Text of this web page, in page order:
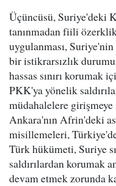
Üçüncüsü, Suriye'deki
tanınmadan fiili özerklik
uygulanması,
bir istikrarsızlık
hassas sınırı korumak
PKK'ya yönelik
müdahalelere
Ankara'nın Afrin'deki
misillemeleri,
Türk hükümeti, Suriye
saldırılardan korumak
devam etmek zorunda